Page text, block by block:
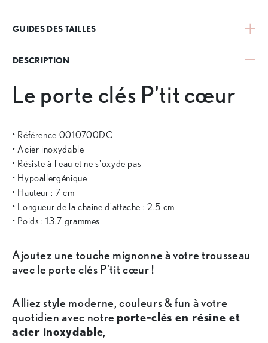
GUIDES DES TAILLES
DESCRIPTION
Le porte clés P'tit cœur
• Référence 0010700DC
• Acier inoxydable
• Résiste à l'eau et ne s'oxyde pas
• Hypoallergénique
• Hauteur : 7 cm
• Longueur de la chaîne d'attache : 2.5 cm
• Poids : 13.7 grammes
Ajoutez une touche mignonne à votre trousseau
avec le porte clés P'tit cœur !
Alliez style moderne, couleurs & fun à votre
quotidien avec notre porte-clés en résine et
acier inoxydable,